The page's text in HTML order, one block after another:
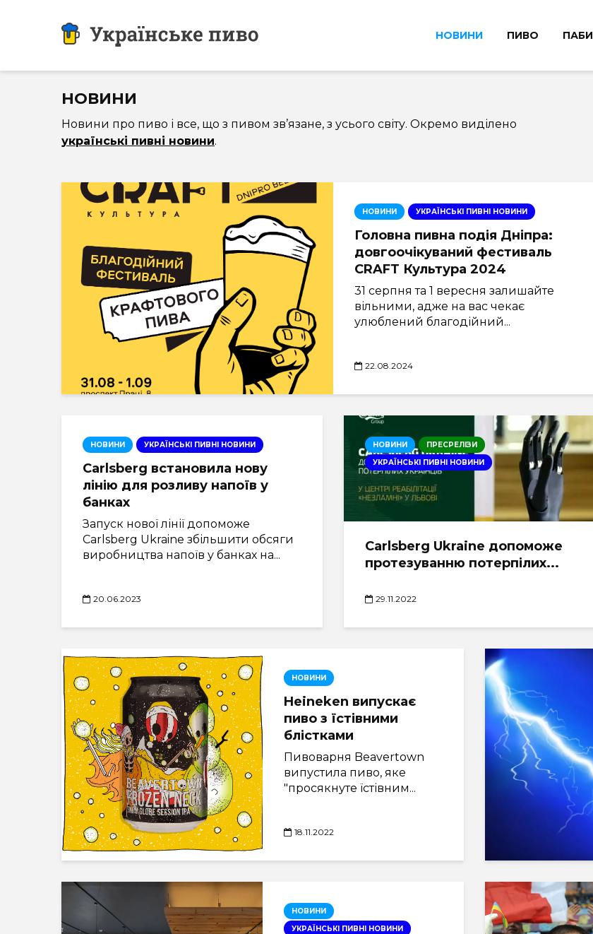
НОВИНИ ПИВО ПАБИ
НОВИНИ
Новини про пиво і все, що з пивом зв’язане, з усього світу. Окремо виділено
українські пивні новини.
НОВИНИ УКРАЇНСЬКІ ПИВНІ НОВИНИ
Головна пивна подія Дніпра:
довгоочікуваний фестиваль
CRAFT Культура 2024
31 серпня та 1 вересня залишайте
вільними, адже на вас чекає
улюблений благодійний...
22.08.2024
НОВИНИ УКРАЇНСЬКІ ПИВНІ НОВИНИ
Carlsberg встановила нову
лінію для розливу напоїв у
банках
Запуск нової лінії допоможе
Carlsberg Ukraine збільшити обсяги
виробництва напоїв у банках на...
20.06.2023
НОВИНИ
ПРЕСРЕЛІЗИ
УКРАЇНСЬКІ ПИВНІ НОВИНИ
Carlsberg Ukraine допоможе
протезуванню потерпілих...
29.11.2022
НОВИНИ
Heineken випускає
пиво з їстівними
блістками
Пивоварня Beavertown
випустила пиво, яке
"просякнуте їстівним...
18.11.2022
НОВИНИ
УКРАЇНСЬКІ ПИВНІ НОВИНИ